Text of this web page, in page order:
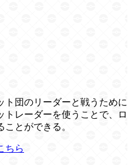
ト団のリーダーと戦うために
トレーダーを使うことで、ロ
とができる。
ちら